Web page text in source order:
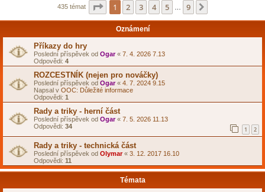
435 témat Stránka z
1 2 3 4 5 9
Oznámení
Příkazy do hry
Poslední příspěvek od Ogar« 7. 4. 2026 7.13
Odpovědi: 4
ROZCESTNÍK (nejen pro nováčky)
Poslední příspěvek od Ogar« 4. 7. 2024 9.15
Napsal v OOC: Důležité informace
Odpovědi: 1
Rady a triky - herní část
Poslední příspěvek od Ogar« 7. 5. 2026 11.13
Odpovědi: 34 1 2
Rady a triky - technická část
Poslední příspěvek od Olymar« 3. 12. 2017 16.10
Odpovědi: 11
Témata